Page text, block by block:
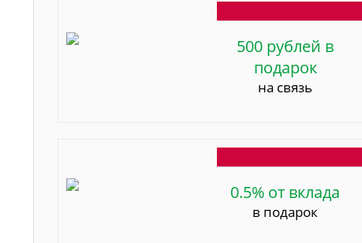
500 рублей в
подарок
на связь
0.5% от вклада
в подарок